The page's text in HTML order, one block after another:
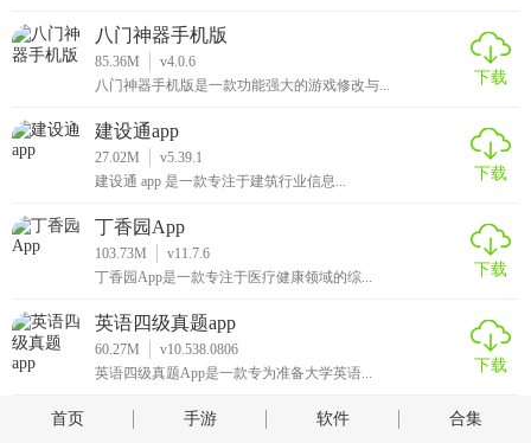
八门神器手机版
85.36M
v4.0.6
八门神器手机版是一款功能强大的游戏修改与...
下载
建设通app
27.02M
v5.39.1
建设通 app 是一款专注于建筑行业信息...
下载
丁香园App
103.73M
v11.7.6
丁香园App是一款专注于医疗健康领域的综...
下载
英语四级真题app
60.27M
v10.538.0806
英语四级真题App是一款专为准备大学英语...
下载
首页 手游 软件 合集